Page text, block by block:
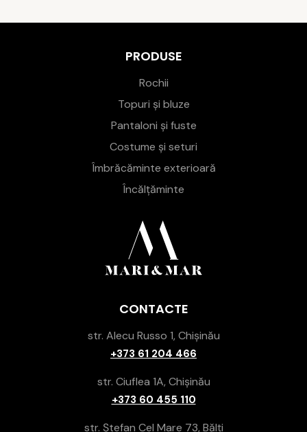
PRODUSE
Rochii
Topuri și bluze
Pantaloni și fuste
Costume și seturi
Îmbrăcăminte exterioară
Încălțăminte
CONTACTE
str. Alecu Russo 1, Chișinău
+373 61 204 466
str. Ciuflea 1A, Chișinău
+373 60 455 110
str. Ștefan Cel Mare 73, Bălți